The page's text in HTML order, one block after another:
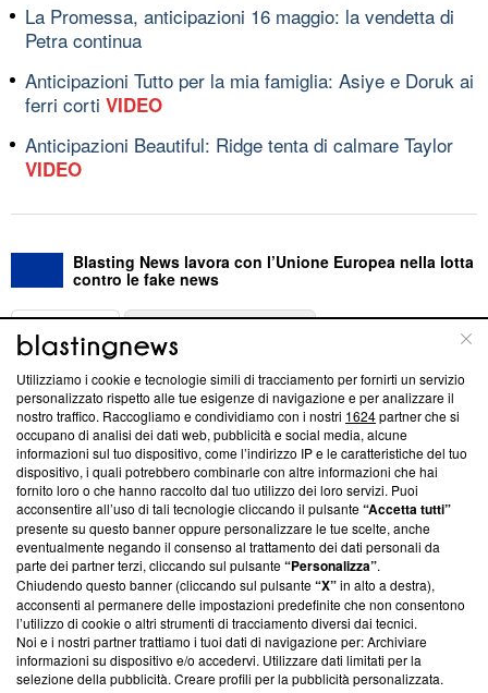
La Promessa, anticipazioni 16 maggio: la vendetta di
Petra continua
Anticipazioni Tutto per la mia famiglia: Asiye e Doruk ai
ferri corti VIDEO
Anticipazioni Beautiful: Ridge tenta di calmare Taylor
VIDEO
Blasting News lavora con l’Unione Europea nella lotta
contro le fake news
ABOUT
Questa sezione offre informazioni trasparenti su Blasting
News, sui nostri processi editoriali e su come ci impegniamo a
creare news di qualità. Inoltre, afferma la nostra aderenza a
‘Trust Project - News with Integrity’Blasting News non è
ancora membro del programma, ma ha richiesto di farne
parte; Trust Project non ha ancora effettuato una verifica di
conformità agli standard.
Su di noi
Team editoriale
Corporate
Redazione
Utilizziamo i cookie e tecnologie simili di tracciamento per fornirti un servizio
personalizzato rispetto alle tue esigenze di navigazione e per analizzare il
nostro traffico. Raccogliamo e condividiamo con i nostri 1624partner che si
occupano di analisi dei dati web, pubblicità e social media, alcune
informazioni sul tuo dispositivo, come l’indirizzo IP e le caratteristiche del tuo
dispositivo, i quali potrebbero combinarle con altre informazioni che hai
fornito loro o che hanno raccolto dal tuo utilizzo dei loro servizi. Puoi
acconsentire all’uso di tali tecnologie cliccando il pulsante“Accetta tutti”
presente su questo banner oppure personalizzare le tue scelte, anche
eventualmente negando il consenso al trattamento dei dati personali da
parte dei partner terzi, cliccando sul pulsante“Personalizza”.
Chiudendo questo banner (cliccando sul pulsante“X”in alto a destra),
acconsenti al permanere delle impostazioni predefinite che non consentono
l’utilizzo di cookie o altri strumenti di tracciamento diversi dai tecnici.
Noi e i nostri partner trattiamo i tuoi dati di navigazione per: Archiviare
informazioni su dispositivo e/o accedervi. Utilizzare dati limitati per la
selezione della pubblicità. Creare profili per la pubblicità personalizzata.